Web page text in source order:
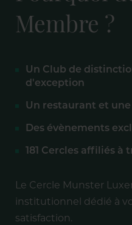
Membre ?
Un Club de
d'exception
Un restaurant et
Des évènements
181 Cercles affiliés à
Le Cercle Munster
institutionnel dédié à
satisfaction.